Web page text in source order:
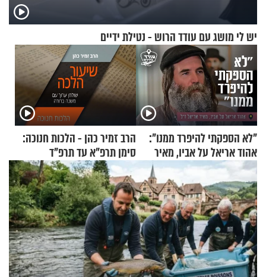
יש לי מושג עם עודד הרוש - נטילת ידיים
"לא הספקתי להיפרד ממנו":
אהוד אריאל על אביו, מאיר
אריאל ז"ל
הרב זמיר כהן - הלכות חנוכה:
סימן תרפ"א עד תרפ"ד